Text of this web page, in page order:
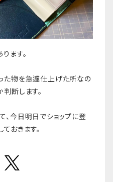
ます。
た物を急遽仕上げた所なの
断します。
、今日明日でショップに登
おきます。